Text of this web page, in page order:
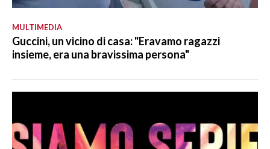
MULTIMEDIA
Guccini, un vicino di casa: "Eravamo ragazzi
insieme, era una bravissima persona"